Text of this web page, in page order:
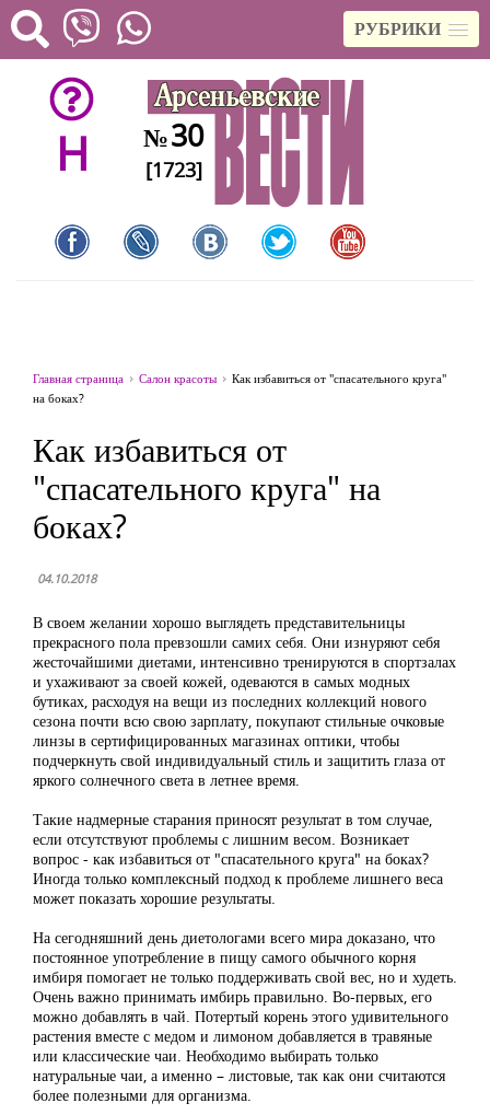
РУБРИКИ
H №30
[1723]
Главная страница Салон красоты
Как избавиться от "спасательного круга"
на боках?
Как избавиться от
"спасательного круга" на
боках?
04.10.2018
В своем желании хорошо выглядеть представительницы
прекрасного пола превзошли самих себя. Они изнуряют себя
жесточайшими диетами, интенсивно тренируются в спортзалах
и ухаживают за своей кожей, одеваются в самых модных
бутиках, расходуя на вещи из последних коллекций нового
сезона почти всю свою зарплату, покупают стильные очковые
линзы в сертифицированных магазинах оптики, чтобы
подчеркнуть свой индивидуальный стиль и защитить глаза от
яркого солнечного света в летнее время.
Такие надмерные старания приносят результат в том случае,
если отсутствуют проблемы с лишним весом. Возникает
вопрос - как избавиться от "спасательного круга" на боках?
Иногда только комплексный подход к проблеме лишнего веса
может показать хорошие результаты.
На сегодняшний день диетологами всего мира доказано, что
постоянное употребление в пищу самого обычного корня
имбиря помогает не только поддерживать свой вес, но и худеть.
Очень важно принимать имбирь правильно. Во-первых, его
можно добавлять в чай. Потертый корень этого удивительного
растения вместе с медом и лимоном добавляется в травяные
или классические чаи. Необходимо выбирать только
натуральные чаи, а именно – листовые, так как они считаются
более полезными для организма.